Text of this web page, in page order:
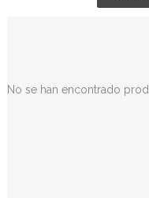
No se han encontrado